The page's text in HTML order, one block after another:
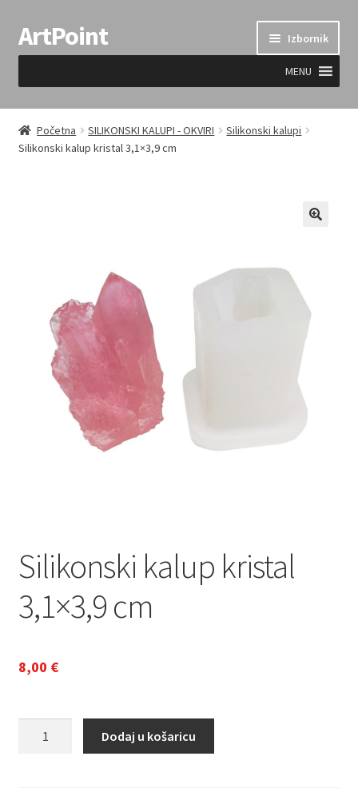
Preskoči
na
Skoči
do
ArtPoint Izbornik
MENU
Uvjeti prodaje
Početna SILIKONSKI KALUPI - OKVIRI
Silikonski kalupi
Silikonski kalup kristal 3,1×3,9 cm
Silikonski kalup kristal
3,1×3,9 cm
8,00 €
Dodaj u košaricu